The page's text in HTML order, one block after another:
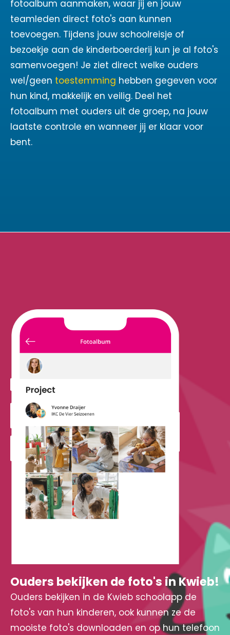
fotoalbum aanmaken, waar jij en jouw
teamleden direct foto's aan kunnen
toevoegen. Tijdens jouw schoolreisje of
bezoekje aan de kinderboerderij kun je al foto's
samenvoegen! Je ziet direct welke ouders
wel/geen toestemming hebben gegeven voor
hun kind, makkelijk en veilig. Deel het
fotoalbum met ouders uit de groep, na jouw
laatste controle en wanneer jij er klaar voor
bent.
Ouders bekijken de foto's in Kwieb!
Ouders bekijken in de Kwieb schoolapp de
foto's van hun kinderen, ook kunnen ze de
mooiste foto's downloaden en op hun telefoon